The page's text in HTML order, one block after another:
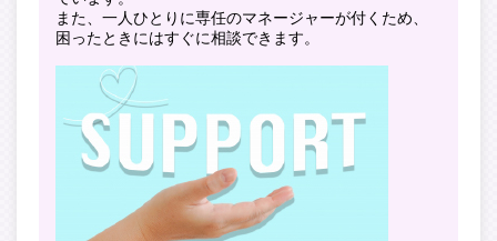
また、一人ひとりに専任のマネージャーが付くため、
困ったときにはすぐに相談できます。